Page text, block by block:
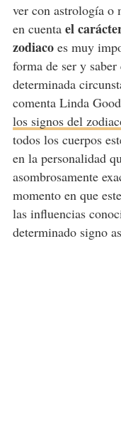
ver con astrología o
en cuenta el
zodiacoes muy
forma de ser y
determinada
comenta Linda
los signos del
todos los cuerpos
en la personalidad
asombrosamente
momento en que
las influencias
determinado signo